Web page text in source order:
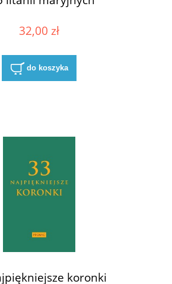
32,00 zł
do koszyka
koronki